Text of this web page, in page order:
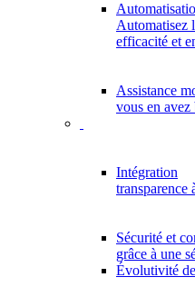
Automatisez
efficacité et
Assistance
vous en avez
Intégration
transparence
Sécurité et
grâce à une
Évolutivité